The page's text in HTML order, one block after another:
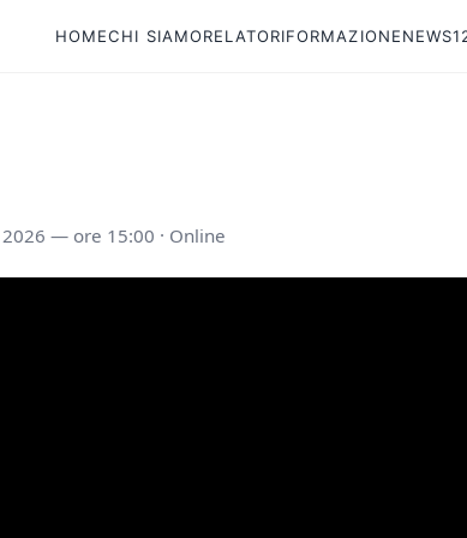
HOMECHI SIAMORELATORIFORMAZIONENEWS
— ore 15:00 · Online